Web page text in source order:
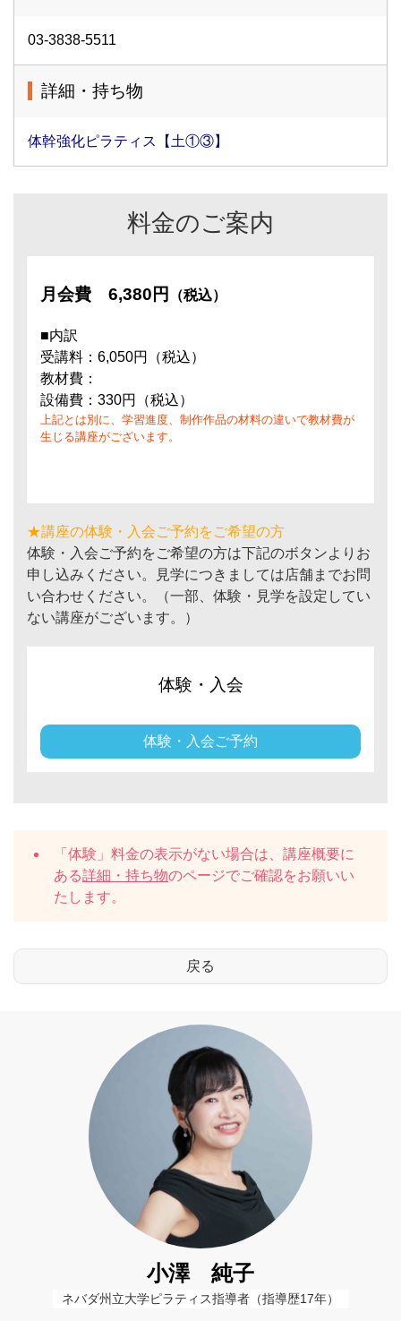
03-3838-5511
詳細・持ち物
体幹強化ピラティス【土①③】
料金のご案内
月会費 6,380円 （税込）
■内訳
受講料：6,050円（税込）
教材費：
設備費：330円（税込）
上記とは別に、学習進度、制作作品の材料の違いで教材費が
生じる講座がございます。
★講座の体験・入会ご予約をご希望の方
体験・入会ご予約をご希望の方は下記のボタンよりお
申し込みください。見学につきましては店舗までお問
い合わせください。（一部、体験・見学を設定してい
ない講座がございます。）
体験・入会
体験・入会ご予約
「体験」料金の表示がない場合は、講座概要に
ある詳細・持ち物のページでご確認をお願いい
たします。
小澤 純子
ネバダ州立大学ピラティス指導者（指導歴17年）